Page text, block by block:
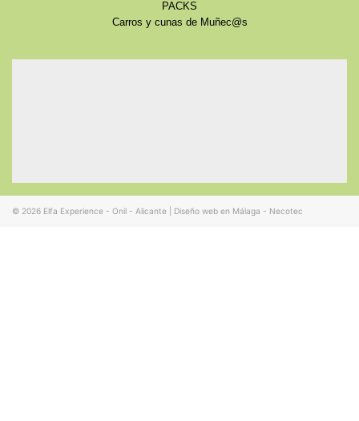
PACKS
Carros y cunas de Muñec@s
© 2026 Elfa Experience - Onil - Alicante Diseño web en Málaga - Necotec